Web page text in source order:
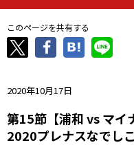
ニッパツ
ニッパツ
-
このページを共有する
2020年10月17日
第15節【浦和 vs マイ
2020プレナスなでし